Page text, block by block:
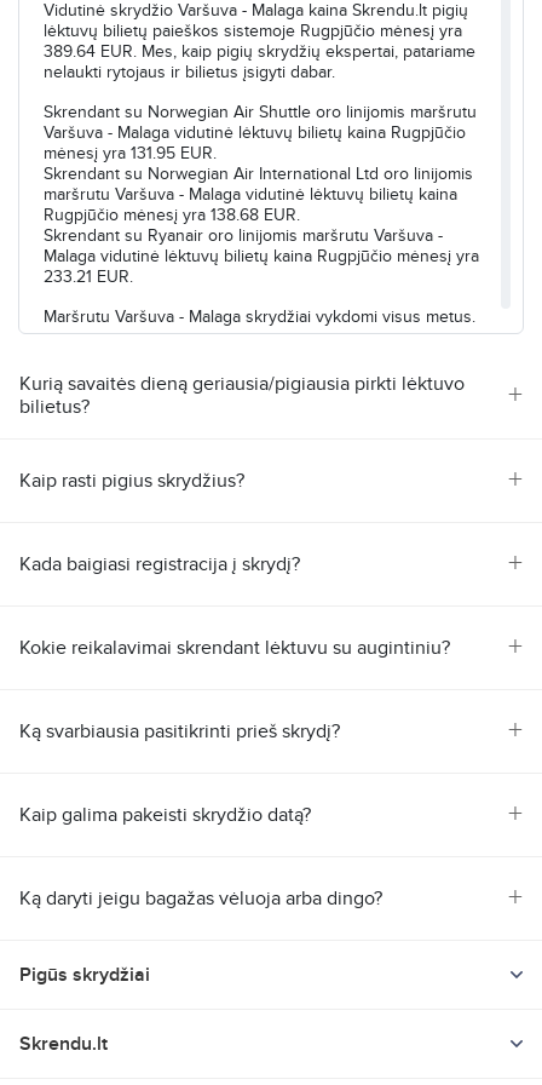
Ieškoti
Atvykimas: Pn, Lie, 2 Trukmė 4h 10min
Ieškoti visų skrydžių pagal šiuos kriterijus:
Varšuva–Malaga Pn, Lie, 2
Ieškoti
Vidutinė skrydžio Varšuva - Malaga kaina Skrendu.lt pigių
lėktuvų bilietų paieškos sistemoje Rugpjūčio mėnesį yra
389.64 EUR. Mes, kaip pigių skrydžių ekspertai, patariame
nelaukti rytojaus ir bilietus įsigyti dabar.
Skrendant su Norwegian Air Shuttle oro linijomis maršrutu
Varšuva - Malaga vidutinė lėktuvų bilietų kaina Rugpjūčio
mėnesį yra 131.95 EUR.
Skrendant su Norwegian Air International Ltd oro linijomis
maršrutu Varšuva - Malaga vidutinė lėktuvų bilietų kaina
Rugpjūčio mėnesį yra 138.68 EUR.
Skrendant su Ryanair oro linijomis maršrutu Varšuva -
Malaga vidutinė lėktuvų bilietų kaina Rugpjūčio mėnesį yra
233.21 EUR.
Maršrutu Varšuva - Malaga skrydžiai vykdomi visus metus.
Malaga vykdomi šiomis savaitės dienomis:
Ketvirtadienis
Šeštadienis
Tiesioginius skrydžius kryptimi Varšuva - Malaga
Norwegian Air Shuttle
Ryanair
Šiuo metu, mažiausia skrydžio Varšuva - Malaga kaina
paprasta ir patogu! Čia visada rasi daugybę skrydžių
airBaltic ar Lufthansa. Pamiršk rūpesčius ir patikėk savo
Apie Ispaniją
Kurią savaitės dieną geriausia/pigiausia pirkti lėktuvo
bilietus?
+
Kaip rasti pigius skrydžius? +
Kada baigiasi registracija į skrydį? +
Kokie reikalavimai skrendant lėktuvu su augintiniu? +
Ką svarbiausia pasitikrinti prieš skrydį? +
Kaip galima pakeisti skrydžio datą? +
Ką daryti jeigu bagažas vėluoja arba dingo? +
Pigūs skrydžiai
Skrendu.lt